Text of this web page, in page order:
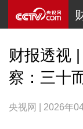
财报透视
察：三十
央视网 | 2026年